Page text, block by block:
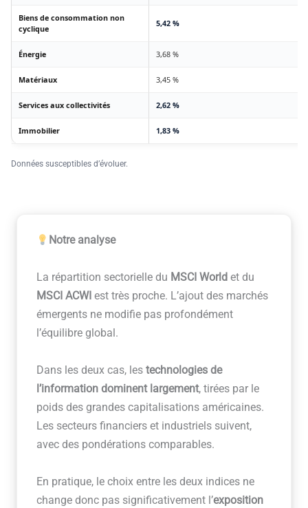
Biens de consommation non
cyclique
5,42 %
Énergie 3,68 %
Matériaux 3,45 %
Services aux collectivités 2,62 %
Immobilier 1,83 %
Données susceptibles d’évoluer.
Notre analyse
La répartition sectorielle du MSCI World et du
MSCI ACWI est très proche. L’ajout des marchés
émergents ne modifie pas profondément
l’équilibre global.
Dans les deux cas, les technologies de
l’information dominent largement, tirées par le
poids des grandes capitalisations américaines.
Les secteurs financiers et industriels suivent,
avec des pondérations comparables.
En pratique, le choix entre les deux indices ne
change donc pas significativement l’exposition